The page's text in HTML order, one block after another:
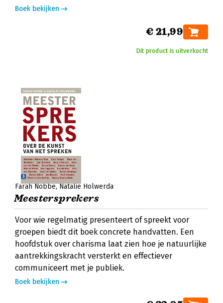
Boek bekijken
€ 21,99
Dit product is uitverkocht
Farah Nobbe Natalie Holwerda
Meestersprekers
Voor wie regelmatig presenteert of spreekt voor
groepen biedt dit boek concrete handvatten. Een
hoofdstuk over charisma laat zien hoe je natuurlijke
aantrekkingskracht versterkt en effectiever
communiceert met je publiek.
Boek bekijken